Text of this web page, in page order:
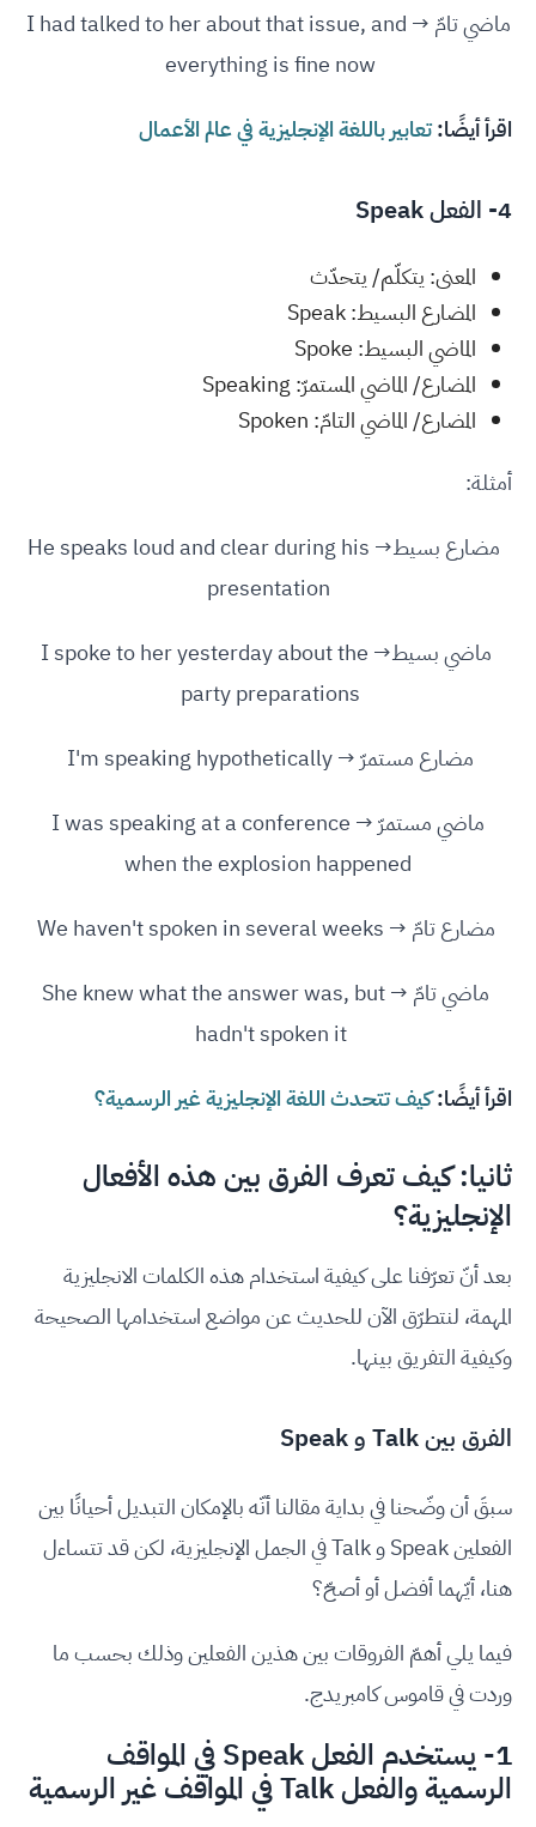
ماضي تامّ → I had talked to her about that issue, and
everything is fine now
اقرأ أيضًا:تعابير باللغة الإنجليزية في عالم الأعمال
4- الفعل Speak
المعنى: يتكلّم/ يتحدّث
المضارع البسيط: Speak
الماضي البسيط: Spoke
المضارع/ الماضي المستمرّ: Speaking
المضارع/ الماضي التامّ: Spoken
أمثلة:
مضارع بسيط→ He speaks loud and clear during his
presentation
ماضي بسيط→ I spoke to her yesterday about the
party preparations
مضارع مستمرّ → I'm speaking hypothetically
ماضي مستمرّ → I was speaking at a conference
when the explosion happened
مضارع تامّ → We haven't spoken in several weeks
ماضي تامّ → She knew what the answer was, but
hadn't spoken it
اقرأ أيضًا:كيف تتحدث اللغة الإنجليزية غير الرسمية؟
ثانيا: كيف تعرف الفرق بين هذه الأفعال
الإنجليزية؟
بعد أنّ تعرّفنا على كيفية استخدام هذه الكلمات الانجليزية
المهمة، لنتطرّق الآن للحديث عن مواضع استخدامها الصحيحة
وكيفية التفريق بينها.
الفرق بين Talk و Speak
سبقَ أن وضّحنا في بداية مقالنا أنّه بالإمكان التبديل أحيانًا بين
الفعلين Speak و Talk في الجمل الإنجليزية، لكن قد تتساءل
هنا، أيّهما أفضل أو أصحّ؟
فيما يلي أهمّ الفروقات بين هذين الفعلين وذلك بحسب ما
وردت في قاموس كامبريدج.
1- يستخدم الفعل Speak في المواقف
الرسمية والفعل Talk في المواقف غير الرسمية